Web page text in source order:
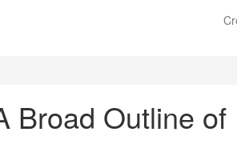
Broad Outline of